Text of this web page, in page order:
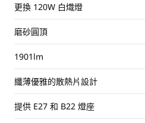
更換 120W 白熾燈
磨砂圓頂
1901lm
纖薄優雅的散熱片設計
提供 E27 和 B22 燈座